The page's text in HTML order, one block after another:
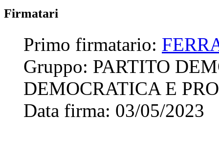
Firmatari
Primo firmatario:
Gruppo: PARTITO
DEMOCRATICA E
Data firma: 03/05/2023